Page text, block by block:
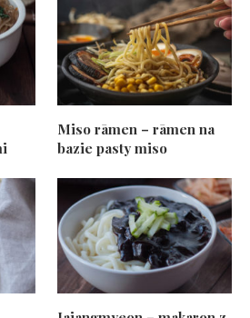
Miso rāmen – rāmen na
bazie pasty miso